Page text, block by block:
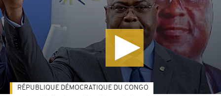
RÉPUBLIQUE DÉMOCRATIQUE DU CONGO